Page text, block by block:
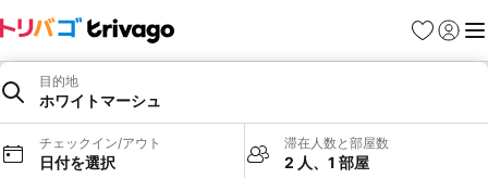
お気に入り
ログイ
メ
目的地
ホワイトマーシュ
チェックイン/アウト
日付を選択
滞在人数と部屋数
2 人、1 部屋